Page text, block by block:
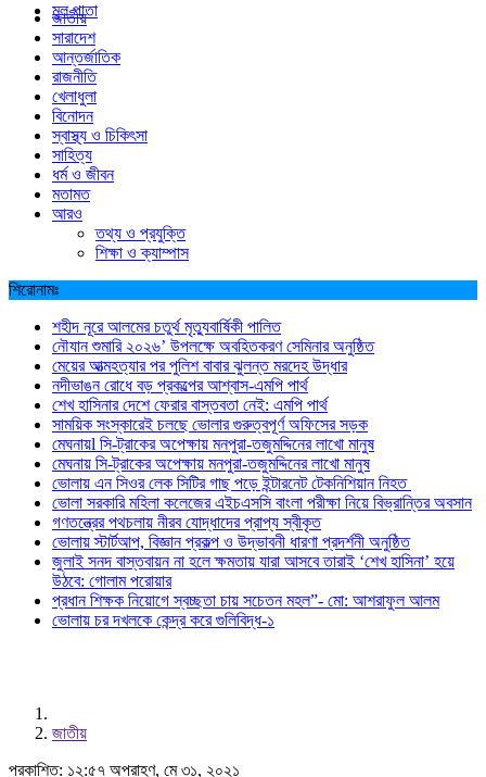
মুল পাতা
জাতীয়
সারাদেশ
আন্তর্জাতিক
রাজনীতি
খেলাধুলা
বিনোদন
স্বাস্থ্য ও চিকিৎসা
সাহিত্য
ধর্ম ও জীবন
মতামত
আরও
তথ্য ও প্রযুক্তি
শিক্ষা ও ক্যাম্পাস
শিরোনামঃ
শহীদ নূরে আলমের চতুর্থ মৃত্যুবার্ষিকী পালিত
নৌযান শুমারি ২০২৬’ উপলক্ষে অবহিতকরণ সেমিনার অনুষ্ঠিত
মেয়ের আত্মহত্যার পর পুলিশ বাবার ঝুলন্ত মরদেহ উদ্ধার
নদীভাঙন রোধে বড় প্রকল্পের আশ্বাস-এমপি পার্থ
শেখ হাসিনার দেশে ফেরার বাস্তবতা নেই: এমপি পার্থ
সাময়িক সংস্কারেই চলছে ভোলার গুরুত্বপূর্ণ অফিসের সড়ক
মেঘনায়l সি-ট্রাকের অপেক্ষায় মনপুরা-তজুমদ্দিনের লাখো মানুষ
মেঘনায় সি-ট্রাকের অপেক্ষায় মনপুরা-তজুমদ্দিনের লাখো মানুষ
ভোলায় এন সিওর লেক সিটির গাছ পড়ে ইন্টারনেট টেকনিশিয়ান নিহত
ভোলা সরকারি মহিলা কলেজের এইচএসসি বাংলা পরীক্ষা নিয়ে বিভ্রান্তির অবসান
গণতন্ত্রের পথচলায় নীরব যোদ্ধাদের প্রাপ্য স্বীকৃত
ভোলায় স্টার্টআপ, বিজ্ঞান প্রকল্প ও উদ্ভাবনী ধারণা প্রদর্শনী অনুষ্ঠিত
জুলাই সনদ বাস্তবায়ন না হলে ক্ষমতায় যারা আসবে তারাই ‘শেখ হাসিনা’ হয়ে
উঠবে: গোলাম পরোয়ার
প্রধান শিক্ষক নিয়োগে স্বচ্ছতা চায় সচেতন মহল”- মো: আশরাফুল আলম
ভোলায় চর দখলকে কেন্দ্র করে গুলিবিদ্ধ-১
জাতীয়
প্রকাশিত: ১২:৫৭ অপরাহ্ণ, মে ৩১, ২০২১